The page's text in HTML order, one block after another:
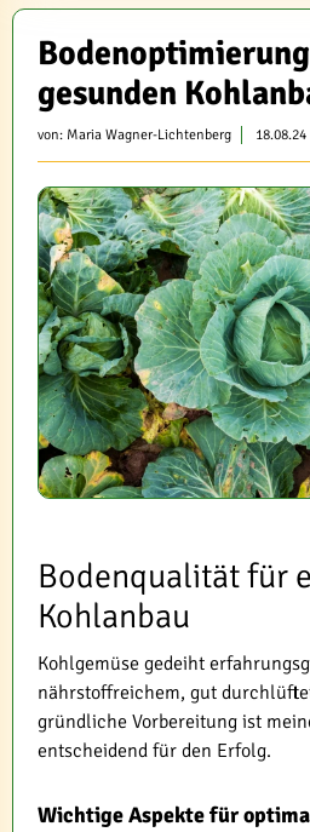
gesunden
von: Maria Wagner-Lichtenberg
Bodenqualität für
Kohlanbau
Kohlgemüse gedeiht
nährstoffreichem, gut
gründliche Vorbereitung ist
entscheidend für den Erfolg.
Wichtige Aspekte für